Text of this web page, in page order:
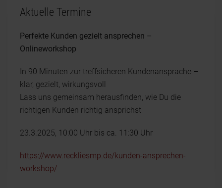
Aktuelle Termine
Perfekte Kunden gezielt ansprechen –
Onlineworkshop
In 90 Minuten zur treffsicheren Kundenansprache –
klar, gezielt, wirkungsvoll
Lass uns gemeinsam herausfinden, wie Du die
richtigen Kunden richtig ansprichst
23.3.2025, 10:00 Uhr bis ca. 11:30 Uhr
https://www.reckliesmp.de/kunden-ansprechen-
workshop/